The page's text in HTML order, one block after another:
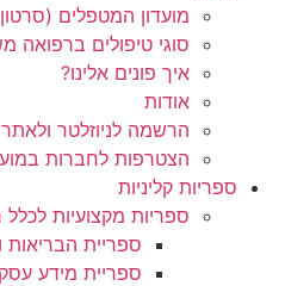
מועדון המטפלים
סוגי טיפולים ברפואה
איך פונים אלינו?
אודות
הרשמה לניוזלטר ולאתר
הצטרפות לחברות
ספריות קליניות
ספריות מקצועיות
ספריית
ספריית מידע